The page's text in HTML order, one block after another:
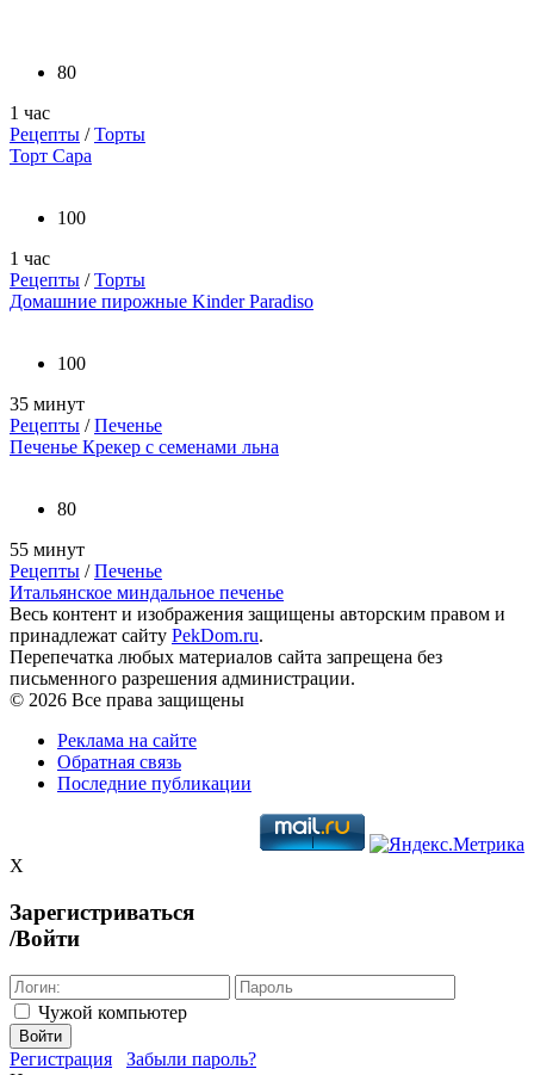
80
1 час
Рецепты /Торты
Торт Сара
100
1 час
Рецепты /Торты
Домашние пирожные Kinder Paradiso
100
35 минут
Рецепты /Печенье
Печенье Крекер с семенами льна
80
55 минут
Рецепты /Печенье
Итальянское миндальное печенье
Весь контент и изображения защищены авторским правом и
принадлежат сайту PekDom.ru.
Перепечатка любых материалов сайта запрещена без
письменного разрешения администрации.
© 2026 Все права защищены
Реклама на сайте
Обратная связь
Последние публикации
X
Зарегистриваться
/Войти
Чужой компьютер
Войти
Регистрация
Забыли пароль?